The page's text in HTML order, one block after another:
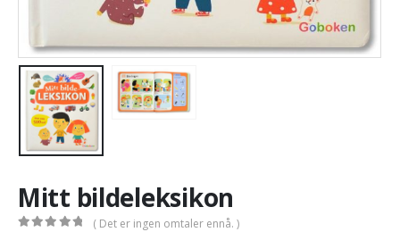
Mitt bildeleksikon
( Det er ingen omtaler ennå. )